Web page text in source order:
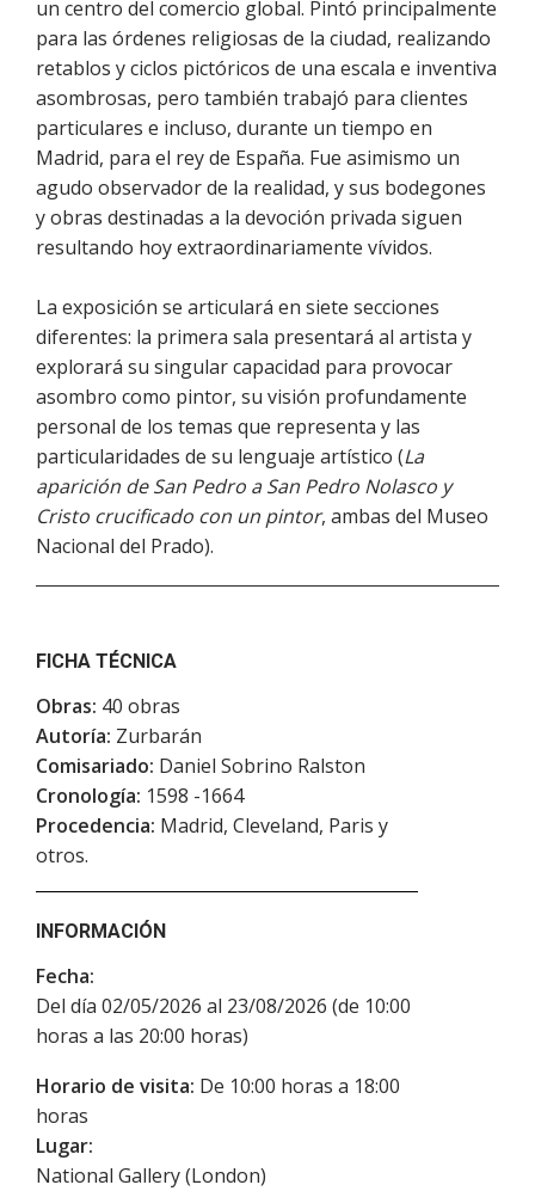
un centro del comercio global. Pintó principalmente
para las órdenes religiosas de la ciudad, realizando
retablos y ciclos pictóricos de una escala e inventiva
asombrosas, pero también trabajó para clientes
particulares e incluso, durante un tiempo en
Madrid, para el rey de España. Fue asimismo un
agudo observador de la realidad, y sus bodegones
y obras destinadas a la devoción privada siguen
resultando hoy extraordinariamente vívidos.
La exposición se articulará en siete secciones
diferentes: la primera sala presentará al artista y
explorará su singular capacidad para provocar
asombro como pintor, su visión profundamente
personal de los temas que representa y las
particularidades de su lenguaje artístico (La
aparición de San Pedro a San Pedro Nolasco y
Cristo crucificado con un pintor, ambas del Museo
Nacional del Prado).
FICHA TÉCNICA
Obras: 40 obras
Autoría: Zurbarán
Comisariado: Daniel Sobrino Ralston
Cronología: 1598 -1664
Procedencia: Madrid, Cleveland, Paris y
otros.
INFORMACIÓN
Fecha:
Del día 02/05/2026 al 23/08/2026 (de 10:00
horas a las 20:00 horas)
Horario de visita: De 10:00 horas a 18:00
horas
Lugar:
National Gallery (London)